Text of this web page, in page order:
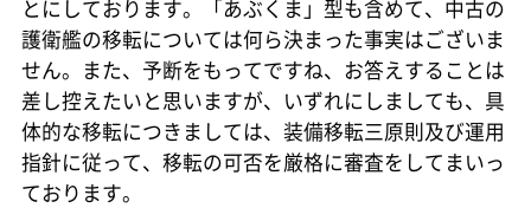
とにしております。「あぶくま」型も含めて、中古の
護衛艦の移転については何ら決まった事実はございま
せん。また、予断をもってですね、お答えすることは
差し控えたいと思いますが、いずれにしましても、具
体的な移転につきましては、装備移転三原則及び運用
指針に従って、移転の可否を厳格に審査をしてまいっ
ております。